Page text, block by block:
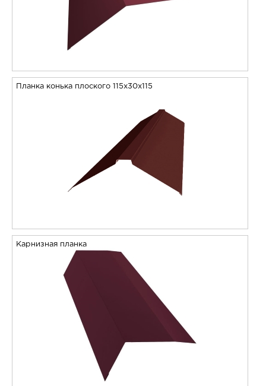
Планка конька плоского 115х30х115
Карнизная планка